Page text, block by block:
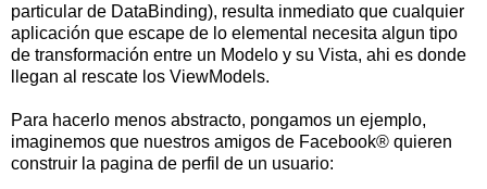
particular de DataBinding), resulta inmediato que cualquier
aplicación que escape de lo elemental necesita algun tipo
de transformación entre un Modelo y su Vista, ahi es donde
llegan al rescate los ViewModels.
Para hacerlo menos abstracto, pongamos un ejemplo,
imaginemos que nuestros amigos de Facebook® quieren
construir la pagina de perfil de un usuario: